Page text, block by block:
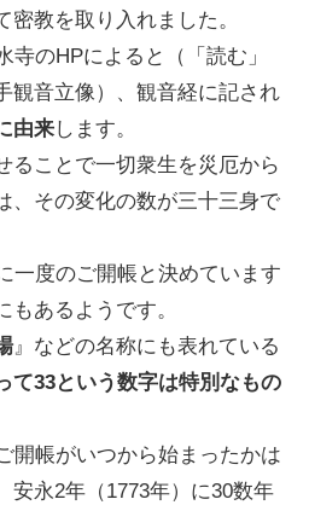
密教を取り入れました。
寺のHPによると（「読む」
観音立像）、観音経に記され
由来します。
ることで一切衆生を災厄から
、その変化の数が三十三身で
一度のご開帳と決めています
あるようです。
』などの名称にも表れている
て33という数字は特別なもの
開帳がいつから始まったかは
安永2年（1773年）に30数年